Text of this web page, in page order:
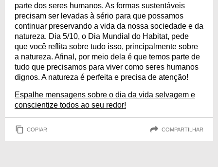
parte dos seres humanos. As formas sustentáveis
precisam ser levadas à sério para que possamos
continuar preservando a vida da nossa sociedade e da
natureza. Dia 5/10, o Dia Mundial do Habitat, pede
que você reflita sobre tudo isso, principalmente sobre
a natureza. Afinal, por meio dela é que temos parte de
tudo que precisamos para viver como seres humanos
dignos. A natureza é perfeita e precisa de atenção!
Espalhe mensagens sobre o dia da vida selvagem e
conscientize todos ao seu redor!
COPIAR COMPARTILHAR